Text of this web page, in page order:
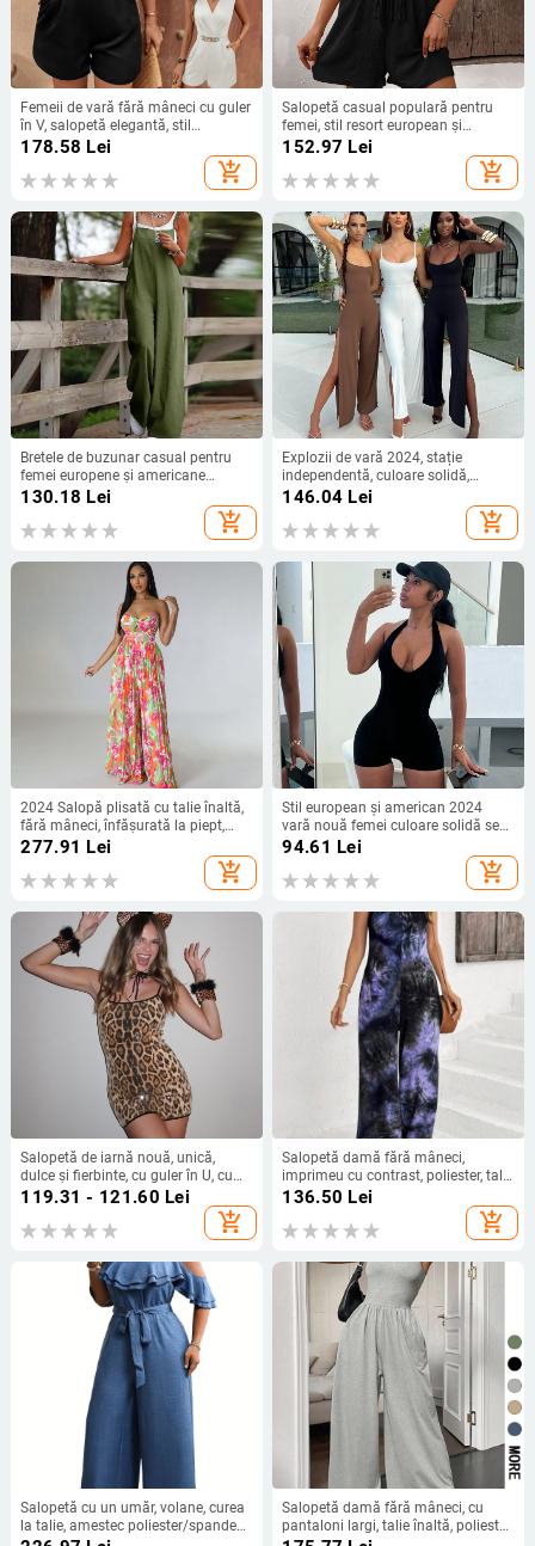
Femeii de vară fără mâneci cu guler
în V, salopetă elegantă, stil
european și american, stil de
afaceri, salopetă casual, pantaloni
scurți, Amazon
178.58 Lei
add_shopping_cart
Salopetă casual populară pentru
femei, stil resort european și
american, cu tub, vară 2025, stil
152.97 Lei
add_shopping_cart
Bretele de buzunar casual pentru
femei europene și americane
transfrontaliere, vara 2024, culoare
130.18 Lei
add_shopping_cart
Explozii de vară 2024, stație
independentă, culoare solidă,
pantaloni despicați, fustă cu curea
sexy, spate fără curea, corsaj pentru
femei
146.04 Lei
add_shopping_cart
2024 Salopă plisată cu talie înaltă,
fără mâneci, înfășurată la piept,
pentru femei europene și
277.91 Lei
add_shopping_cart
Stil european și american 2024
vară nouă femei culoare solidă sexy
fără mâneci decolteu adânc în V
spate fără spate talie înaltă strâmt
Jumbo Jumbo
94.61 Lei
add_shopping_cart
Salopetă de iarnă nouă, unică,
dulce și fierbinte, cu guler în U, cu
mărgele, lucioasă, cu imprimeu
leopard, strâmtă, cu bretele scurte
119.31 - 121.60 Lei
add_shopping_cart
Salopetă damă fără mâneci,
imprimeu cu contrast, poliester, talie
lejeră, pantaloni cropți drepți,
136.50 Lei
add_shopping_cart
Salopetă cu un umăr, volane, curea
la talie, amestec poliester/spandex,
Salopetă damă fără mâneci, cu
pantaloni largi, talie înaltă, poliester